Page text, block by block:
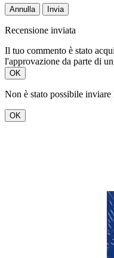
Annulla Invia
Recensione inviata
Il tuo commento è stato
l'approvazione da parte di
OK
Non è stato possibile inviare
OK